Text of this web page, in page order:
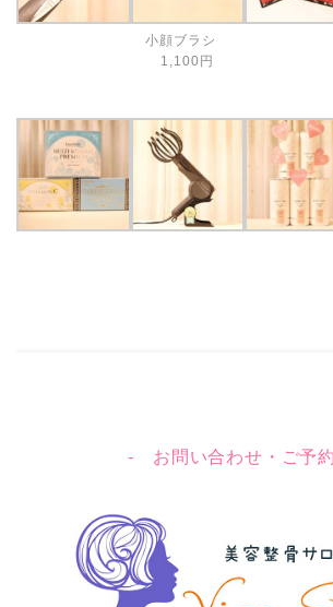
小顔ブラシ
1,100円
- お問い合わせ・ご予